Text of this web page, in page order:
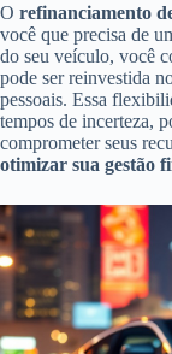
O refinanciamento
você que precisa de
do seu veículo, você
pode ser reinvestida
pessoais. Essa
tempos de incerteza,
comprometer seus
otimizar sua gestão